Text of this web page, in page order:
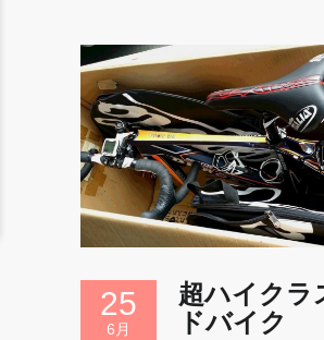
25
6月
超ハイクラ
ドバイク